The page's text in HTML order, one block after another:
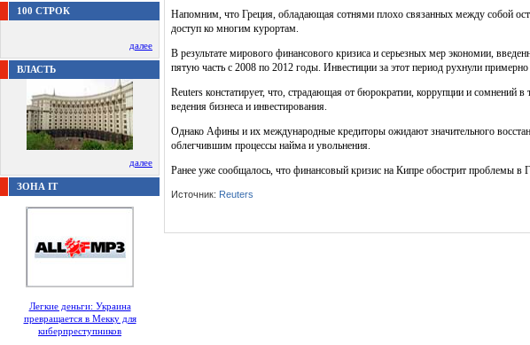
100 СТРОК
далее
ВЛАСТЬ
далее
ЗОНА IT
Легкие деньги: Украина
превращается в Мекку для
киберпреступников
Напомним, что Греция, обладающая сотнями плохо связанных между собой
доступ ко многим курортам.
В результате мирового финансового кризиса и серьезных мер экономии,
пятую часть с 2008 по 2012 годы. Инвестиции за этот период рухнули
Reuters констатирует, что, страдающая от бюрократии, коррупции и сомнений
ведения бизнеса и инвестирования.
Однако Афины и их международные кредиторы ожидают значительного
облегчившим процессы найма и увольнения.
Ранее уже сообщалось, что финансовый кризис на Кипре обострит проблемы в
Источник: Reuters